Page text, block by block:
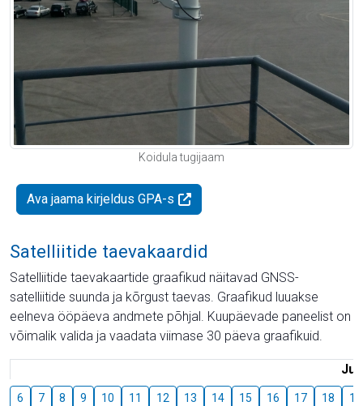
Koidula tugijaam
Ava jaama kirjeldus GPA-s
Satelliitide taevakaardid
Satelliitide taevakaartide graafikud näitavad GNSS-
satelliitide suunda ja kõrgust taevas. Graafikud luuakse
eelneva ööpäeva andmete põhjal. Kuupäevade paneelist on
võimalik valida ja vaadata viimase 30 päeva graafikuid.
6 7 8 9 10 11 12 13 14 15 16 17 18 19